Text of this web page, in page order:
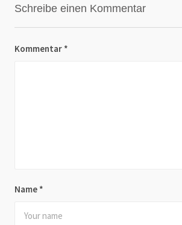
Schreibe einen Kommentar
Kommentar *
Name *